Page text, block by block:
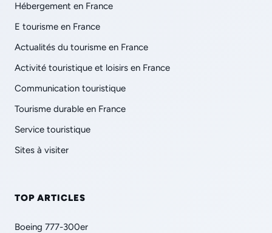
Hébergement en France
E tourisme en France
Actualités du tourisme en France
Activité touristique et loisirs en France
Communication touristique
Tourisme durable en France
Service touristique
Sites à visiter
TOP ARTICLES
Boeing 777-300er